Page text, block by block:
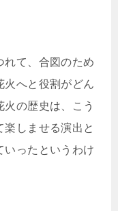
れて、合図のため
火へと役割がどん
の歴史は、こう
楽しませる演出と
いったというわけ